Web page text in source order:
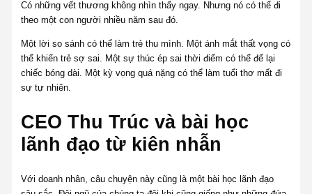
Có những vết thương không nhìn thấy ngay. Nhưng nó có thể đi
theo một con người nhiều năm sau đó.
Một lời so sánh có thể làm trẻ thu mình. Một ánh mắt thất vọng có
thể khiến trẻ sợ sai. Một sự thúc ép sai thời điểm có thể để lại
chiếc bóng dài. Một kỳ vọng quá nặng có thể làm tuổi thơ mất đi
sự tự nhiên.
CEO Thu Trúc và bài học
lãnh đạo từ kiên nhẫn
Với doanh nhân, câu chuyện này cũng là một bài học lãnh đạo